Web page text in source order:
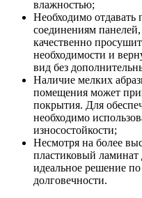
влажностью;
Необходимо отдавать
соединениям панелей,
качественно
необходимости и
вид без
Наличие мелких
помещения может
покрытия. Для
необходимо
износостойкости;
Несмотря на более
пластиковый
идеальное решение
долговечности.